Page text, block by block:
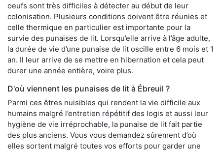
oeufs sont très difficiles à détecter au début de leur
colonisation. Plusieurs conditions doivent être réunies et
celle thermique en particulier est importante pour la
survie des punaises de lit. Lorsqu’elle arrive à l’âge adulte,
la durée de vie d’une punaise de lit oscille entre 6 mois et 1
an. Il leur arrive de se mettre en hibernation et cela peut
durer une année entière, voire plus.
D'où viennent les punaises de lit à Ébreuil ?
Parmi ces êtres nuisibles qui rendent la vie difficile aux
humains malgré l’entretien répétitif des logis et aussi leur
hygiène de vie irréprochable, la punaise de lit fait partie
des plus anciens. Vous vous demandez sûrement d’où
elles sortent malgré toutes vos efforts pour garder une